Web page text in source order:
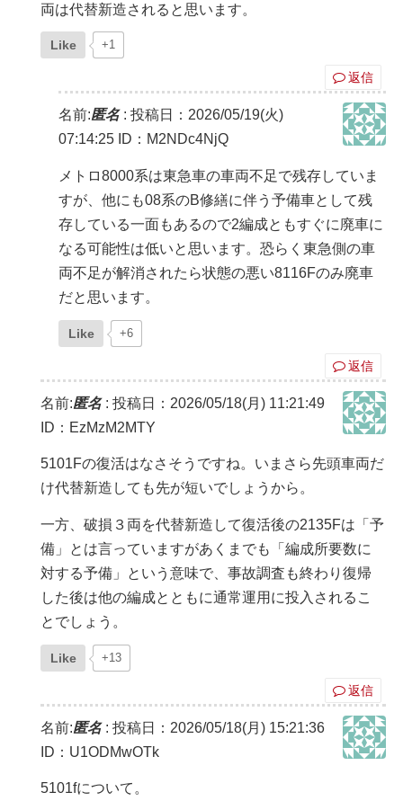
両は代替新造されると思います。
Like +1
返信
名前:匿名: 投稿日：2026/05/19(火)
07:14:25 ID：M2NDc4NjQ
メトロ8000系は東急車の車両不足で残存していま
すが、他にも08系のB修繕に伴う予備車として残
存している一面もあるので2編成ともすぐに廃車に
なる可能性は低いと思います。恐らく東急側の車
両不足が解消されたら状態の悪い8116Fのみ廃車
だと思います。
Like +6
返信
名前:匿名: 投稿日：2026/05/18(月) 11:21:49
ID：EzMzM2MTY
5101Fの復活はなさそうですね。いまさら先頭車両だ
け代替新造しても先が短いでしょうから。
一方、破損３両を代替新造して復活後の2135Fは「予
備」とは言っていますがあくまでも「編成所要数に
対する予備」という意味で、事故調査も終わり復帰
した後は他の編成とともに通常運用に投入されるこ
とでしょう。
Like +13
返信
名前:匿名: 投稿日：2026/05/18(月) 15:21:36
ID：U1ODMwOTk
5101fについて。